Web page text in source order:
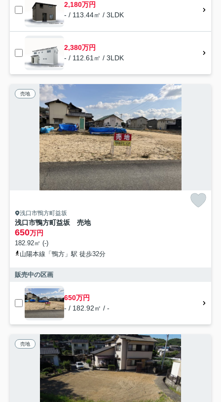
2,180万円
- / 113.44㎡ / 3LDK
2,380万円
- / 112.61㎡ / 3LDK
売地
浅口市鴨方町益坂
浅口市鴨方町益坂 売地
650万円
182.92㎡ (-)
山陽本線「鴨方」駅 徒歩32分
販売中の区画
650万円
- / 182.92㎡ / -
売地